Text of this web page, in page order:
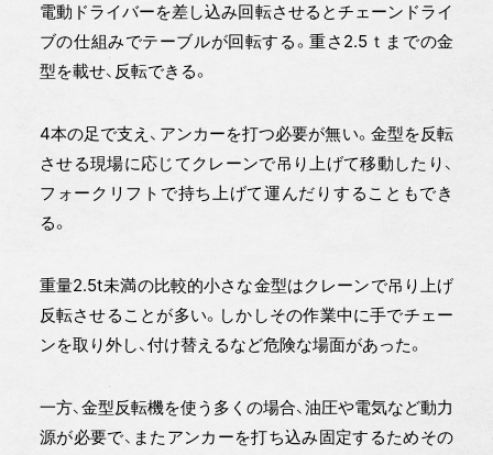
電動ドライバーを差し込み回転させるとチェーンドライ
ブの仕組みでテーブルが回転する。重さ2.5ｔまでの金
型を載せ、反転できる。
4本の足で支え、アンカーを打つ必要が無い。金型を反転
させる現場に応じてクレーンで吊り上げて移動したり、
フォークリフトで持ち上げて運んだりすることもでき
る。
重量2.5t未満の比較的小さな金型はクレーンで吊り上げ
反転させることが多い。しかしその作業中に手でチェー
ンを取り外し、付け替えるなど危険な場面があった。
一方、金型反転機を使う多くの場合、油圧や電気など動力
源が必要で、またアンカーを打ち込み固定するためその